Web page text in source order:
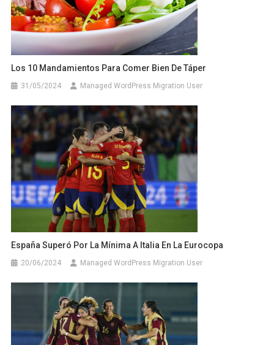
Los 10 Mandamientos Para Comer Bien De Táper
31/05/2024 Managed WordPress Migration User
España Superó Por La Mínima A Italia En La Eurocopa
20/06/2024 Managed WordPress Migration User